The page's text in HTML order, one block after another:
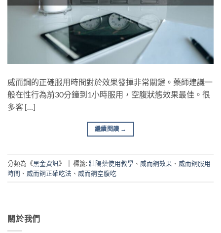
威而鋼的正確服用時間對於效果發揮非常關鍵。藥師建議一
般在性行為前30分鐘到1小時服用，空腹狀態效果最佳。很
多客 […]
繼續閱讀 →
分類為《黑金資訊》 標籤:壯陽藥使用教學 、 威而鋼效果 、 威而鋼服用
時間 、 威而鋼正確吃法 、 威而鋼空腹吃
關於我們